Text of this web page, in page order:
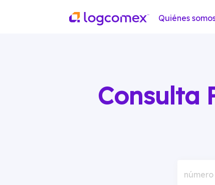
Quiénes
Consulta